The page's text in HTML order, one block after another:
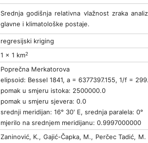
Srednja godišnja relativna vlažnost zraka
glavne i klimatološke postaje.
regresijski kriging
1 x 1 km2
Poprečna Merkatorova
elipsoid: Bessel 1841, a = 6377397.155, 1/f =
pomak u smjeru istoka: 2500000.0
pomak u smjeru sjevera: 0.0
srednji meridijan: 16° 30' E, srednja paralela: 0°
mjerilo na srednjem meridijanu: 0.9997000000
Zaninović, K., Gajić-Čapka, M., Perčec Tadić,